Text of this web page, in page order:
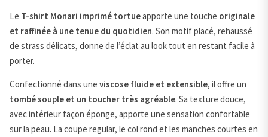
Le T-shirt Monari imprimé tortueapporte une touche originale
et raffinée à une tenue du quotidien. Son motif placé, rehaussé
de strass délicats, donne de l’éclat au look tout en restant facile à
porter.
Confectionné dans une viscose fluide et extensible, il offre un
tombé souple et un toucher très agréable. Sa texture douce,
avec intérieur façon éponge, apporte une sensation confortable
sur la peau. La coupe regular, le col rond et les manches courtes en